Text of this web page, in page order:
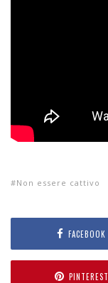
Non essere cattivo
FACEBOOK
PINTEREST